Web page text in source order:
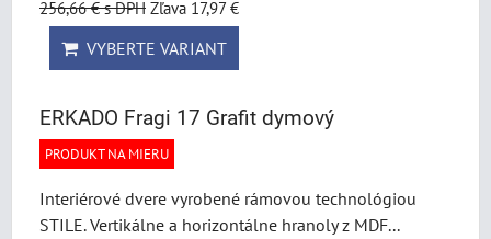
256,66 €s DPH Zľava 17,97 €
VYBERTE VARIANT
ERKADO Fragi 17 Grafit dymový
PRODUKT NA MIERU
Interiérové dvere vyrobené rámovou technológiou
STILE. Vertikálne a horizontálne hranoly z MDF...